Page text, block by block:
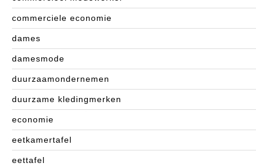
commerciele economie
dames
damesmode
duurzaamondernemen
duurzame kledingmerken
economie
eetkamertafel
eettafel